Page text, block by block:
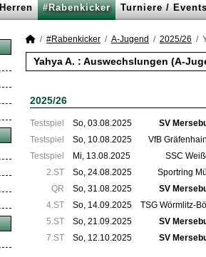
Herren #Rabenkicker Turniere /
#Rabenkicker A-Jugend 2025/26
Yahya A. : Auswechslungen (A-
2025/26
Testspiel So, 03.08.2025 SV
Testspiel So, 10.08.2025 VfB
Testspiel Mi, 13.08.2025 SSC
2.ST So, 24.08.2025 Sportring
QR So, 31.08.2025 SV
4.ST So, 14.09.2025 TSG Wörmlitz-
5.ST So, 21.09.2025 SV
7.ST So, 12.10.2025 SV